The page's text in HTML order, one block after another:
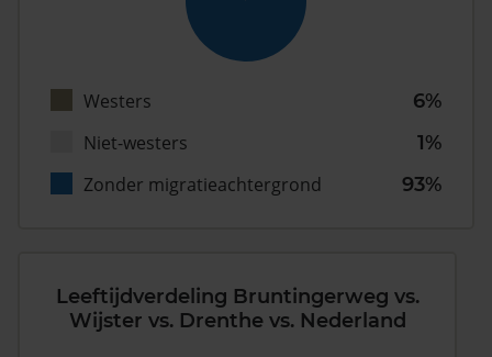
Westers
6%
Niet-westers
1%
Zonder migratieachtergrond
93%
Leeftijdverdeling Bruntingerweg vs.
Wijster vs. Drenthe vs. Nederland